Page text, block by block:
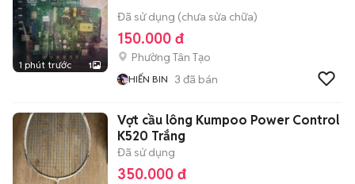
1 phút trước 1
Đã sử dụng (chưa sửa chữa)
150.000 đ
Phường Tân Tạo
HIẾN BIN 3 đã bán
Vợt cầu lông Kumpoo Power Control
K520 Trắng
Đã sử dụng
350.000 đ